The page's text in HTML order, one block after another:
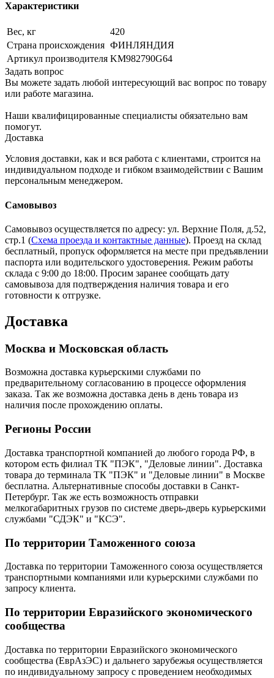
Характеристики
Вес, кг
420
Страна происхождения ФИНЛЯНДИЯ
Артикул производителя KM982790G64
Задать вопрос
Вы можете задать любой интересующий вас вопрос по товару
или работе магазина.
Наши квалифицированные специалисты обязательно вам
помогут.
Доставка
Условия доставки, как и вся работа с клиентами, строится на
индивидуальном подходе и гибком взаимодействии с Вашим
персональным менеджером.
Самовывоз
Самовывоз осуществляется по адресу: ул. Верхние Поля, д.52,
стр.1 (Схема проезда и контактные данные). Проезд на склад
бесплатный, пропуск оформляется на месте при предъявлении
паспорта или водительского удостоверения. Режим работы
склада с 9:00 до 18:00. Просим заранее сообщать дату
самовывоза для подтверждения наличия товара и его
готовности к отгрузке.
Доставка
Москва и Московская область
Возможна доставка курьерскими службами по
предварительному согласованию в процессе оформления
заказа. Так же возможна доставка день в день товара из
наличия после прохождению оплаты.
Регионы России
Доставка транспортной компанией до любого города РФ, в
котором есть филиал ТК "ПЭК", "Деловые линии". Доставка
товара до терминала ТК "ПЭК" и "Деловые линии" в Москве
бесплатна. Альтернативные способы доставки в Санкт-
Петербург. Так же есть возможность отправки
мелкогабаритных грузов по системе дверь-дверь курьерскими
службами "СДЭК" и "КСЭ".
По территории Таможенного союза
Доставка по территории Таможенного союза осуществляется
транспортными компаниями или курьерскими службами по
запросу клиента.
По территории Евразийского экономического
сообщества
Доставка по территории Евразийского экономического
сообщества (ЕврАзЭС) и дальнего зарубежья осуществляется
по индивидуальному запросу с проведением необходимых